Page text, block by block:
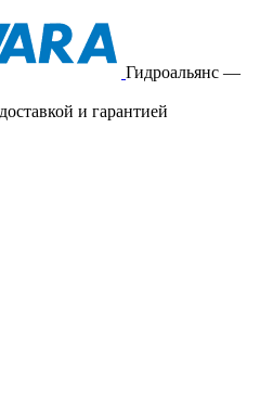
Гидроальянс —
и гарантией